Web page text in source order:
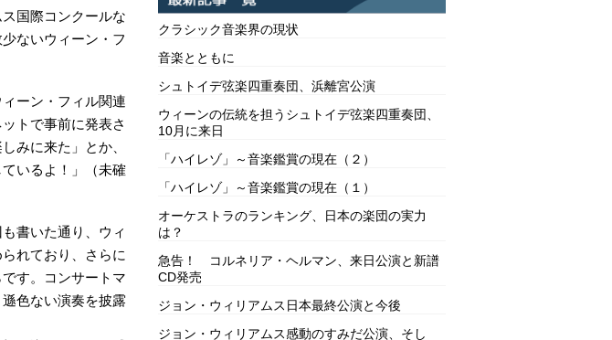
国際コンクールな
ないウィーン・フ
ーン・フィル関連
トで事前に発表さ
みに来た」とか、
いるよ！」（未確
書いた通り、ウィ
れており、さらに
す。コンサートマ
色ない演奏を披露
クラシック音楽界の現状
音楽とともに
シュトイデ弦楽四重奏団、浜離宮公演
ウィーンの伝統を担うシュトイデ弦楽四重奏団、
10月に来日
「ハイレゾ」～音楽鑑賞の現在（２）
「ハイレゾ」～音楽鑑賞の現在（１）
オーケストラのランキング、日本の楽団の実力
は？
急告！ コルネリア・ヘルマン、来日公演と新譜
CD発売
ジョン・ウィリアムス日本最終公演と今後
ジョン・ウィリアムス感動のすみだ公演、そし